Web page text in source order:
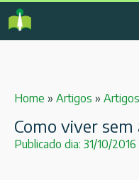
Home » Artigos » Artigos
Como viver sem
Publicado dia: 31/10/2016